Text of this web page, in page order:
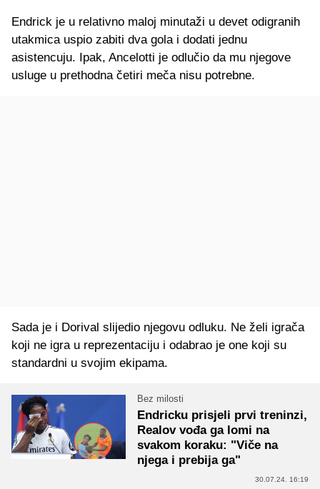
Endrick je u relativno maloj minutaži u devet odigranih
utakmica uspio zabiti dva gola i dodati jednu
asistencuju. Ipak, Ancelotti je odlučio da mu njegove
usluge u prethodna četiri meča nisu potrebne.
Sada je i Dorival slijedio njegovu odluku. Ne želi igrača
koji ne igra u reprezentaciju i odabrao je one koji su
standardni u svojim ekipama.
Bez milosti
Endricku prisjeli prvi treninzi,
Realov vođa ga lomi na
svakom koraku: "Viče na
njega i prebija ga"
30.07.24. 16:19